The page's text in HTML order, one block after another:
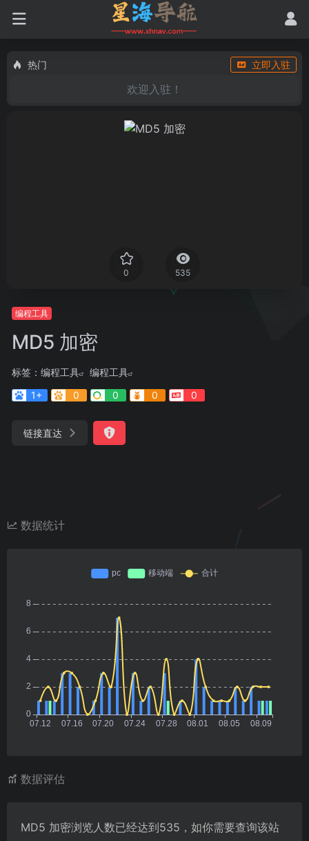
热门 立即入驻
欢迎入驻！
0 535
编程工具
MD5 加密
标签： 编程工具
编程工具
1+
0 0 0 0
链接直达
数据统计
数据评估
MD5 加密浏览人数已经达到535，如你需要查询该站